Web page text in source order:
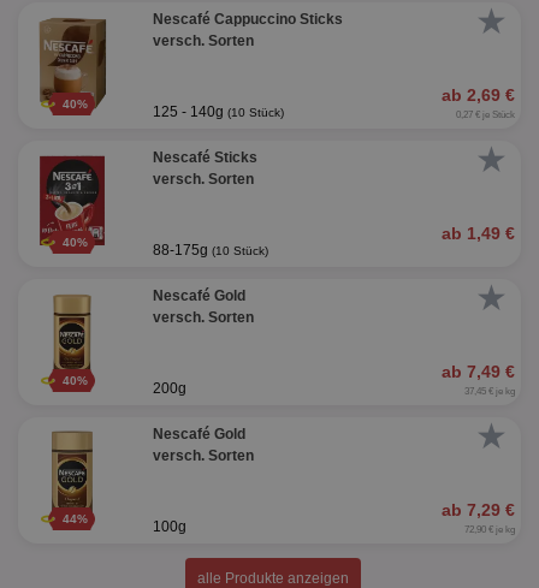
★
40%
Nescafé Cappuccino Sticks
versch. Sorten
ab 2,69 €
125 - 140g (10 Stück) 0,27 € je Stück
★
40%
Nescafé Sticks
versch. Sorten
ab 1,49 €
88-175g (10 Stück)
★
40%
Nescafé Gold
versch. Sorten
ab 7,49 €
200g 37,45 € je kg
★
44%
Nescafé Gold
versch. Sorten
ab 7,29 €
100g 72,90 € je kg
alle Produkte anzeigen